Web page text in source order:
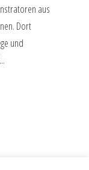
aus
Dort
und